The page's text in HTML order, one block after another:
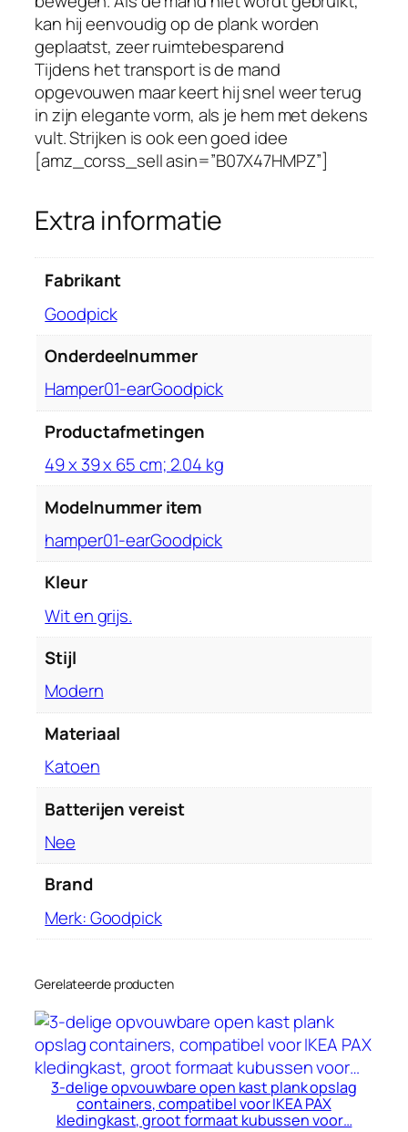
g
e
n
v
a
n
k
s
s
e
e
i
w
n
m
m
o
v
e
e
l
h
kan hij eenvoudig op de plank worden
geplaatst, zeer ruimtebesparend
Tijdens het transport is de mand
opgevouwen maar keert hij snel weer terug
in zijn elegante vorm, als je hem met dekens
vult. Strijken is ook een goed idee
[amz_corss_sell asin=”B07X47HMPZ”]
Extra informatie
Fabrikant
‎Goodpick
Onderdeelnummer
‎Hamper01-earGoodpick
Productafmetingen
‎49 x 39 x 65 cm; 2.04 kg
Modelnummer item
‎hamper01-earGoodpick
Kleur
‎Wit en grijs.
Stijl
‎Modern
Materiaal
‎Katoen
Batterijen vereist
‎Nee
Brand
Merk: Goodpick
Gerelateerde producten
3-delige opvouwbare open kast plank opslag
containers, compatibel voor IKEA PAX
kledingkast, groot formaat kubussen voor…